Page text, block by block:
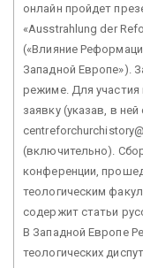
онлайн пройдет
«Ausstrahlung der
(«Влияние
Западной Европе»).
режиме. Для участия
заявку (указав, в
(включительно).
конференции,
теологическим
содержит статьи
В Западной Европе
теологических